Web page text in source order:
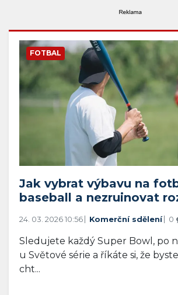
FOTBAL
Jak vybrat výbavu na
baseball a nezruinovat
24. 03. 2026 10:56 Komerční sdělení 0
Sledujete každý Super Bowl, po
u Světové série a říkáte si, že
cht...